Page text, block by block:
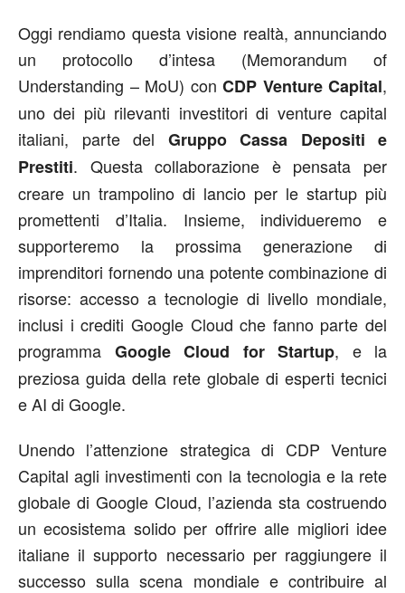
Oggi rendiamo questa visione realtà, annunciando
un protocollo d’intesa (Memorandum of
Understanding – MoU) con CDP Venture Capital,
uno dei più rilevanti investitori di venture capital
italiani, parte del Gruppo Cassa Depositi e
Prestiti. Questa collaborazione è pensata per
creare un trampolino di lancio per le startup più
promettenti d’Italia. Insieme, individueremo e
supporteremo la prossima generazione di
imprenditori fornendo una potente combinazione di
risorse: accesso a tecnologie di livello mondiale,
inclusi i crediti Google Cloud che fanno parte del
programma Google Cloud for Startup, e la
preziosa guida della rete globale di esperti tecnici
e AI di Google.
Unendo l’attenzione strategica di CDP Venture
Capital agli investimenti con la tecnologia e la rete
globale di Google Cloud, l’azienda sta costruendo
un ecosistema solido per offrire alle migliori idee
italiane il supporto necessario per raggiungere il
successo sulla scena mondiale e contribuire al